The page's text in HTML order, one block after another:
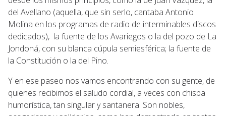
del Avellano (aquella, que sin serlo, cantaba Antonio
Molina en los programas de radio de interminables discos
dedicados), la fuente de los Avariegos o la del pozo de La
Jondoná, con su blanca cúpula semiesférica; la fuente de
la Constitución o la del Pino.
Y en ese paseo nos vamos encontrando con su gente, de
quienes recibimos el saludo cordial, a veces con chispa
humorística, tan singular y santanera. Son nobles,